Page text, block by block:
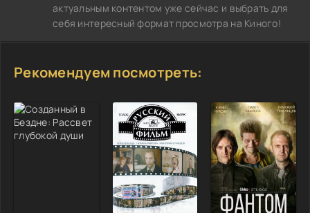
актуальным контентом уже сейчас и выбрать для
себя интересный формат просмотра на Киного!
Рекомендуем посмотреть: